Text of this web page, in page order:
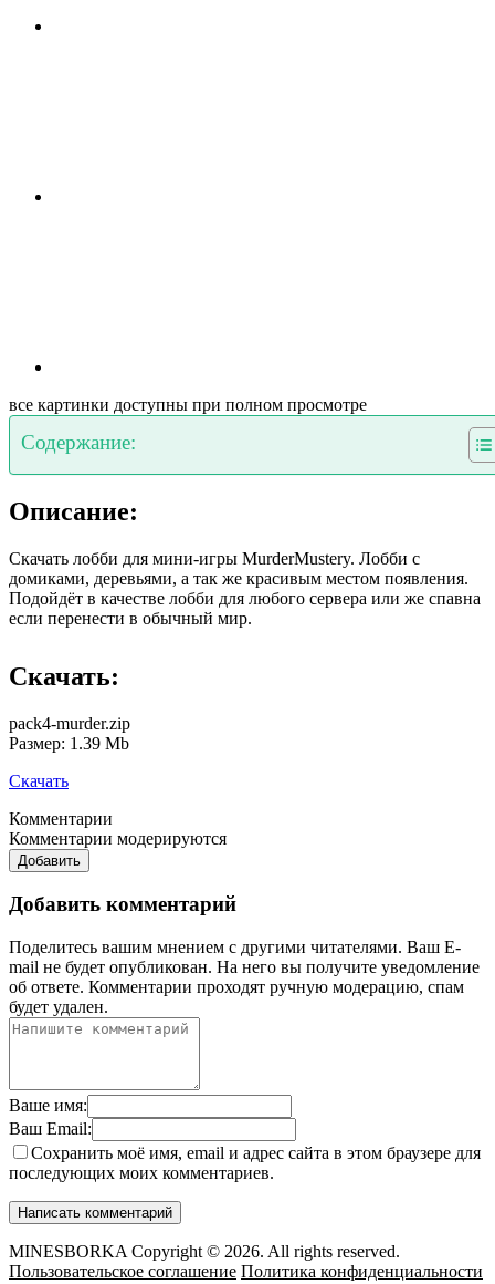
все картинки доступны при полном просмотре
Содержание:
Описание:
Скачать лобби для мини-игры MurderMustery. Лобби с
домиками, деревьями, а так же красивым местом появления.
Подойдёт в качестве лобби для любого сервера или же спавна
если перенести в обычный мир.
Скачать:
pack4-murder.zip
Размер: 1.39 Mb
Скачать
Комментарии
Комментарии модерируются
Добавить
Добавить комментарий
Поделитесь вашим мнением с другими читателями. Ваш E-
mail не будет опубликован. На него вы получите уведомление
об ответе. Комментарии проходят ручную модерацию, спам
будет удален.
Ваше имя:
Ваш Email:
Сохранить моё имя, email и адрес сайта в этом браузере для
последующих моих комментариев.
MINESBORKA Copyright © 2026. All rights reserved.
Пользовательское соглашение Политика конфиденциальности